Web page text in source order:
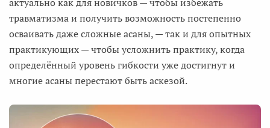
травматизма и получить возможность постепенно
осваивать даже сложные асаны, — так и для опытных
практикующих — чтобы усложнить практику, когда
определённый уровень гибкости уже достигнут и
многие асаны перестают быть аскезой.